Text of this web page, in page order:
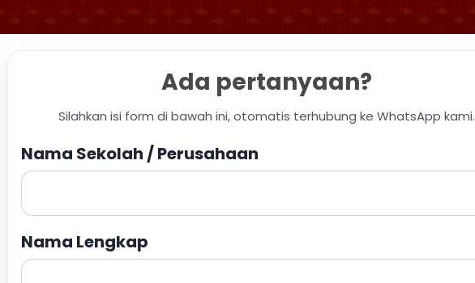
Ada pertanyaan?
Silahkan isi form di bawah ini, otomatis terhubung ke WhatsApp kami.
Nama Sekolah / Perusahaan
Nama Lengkap